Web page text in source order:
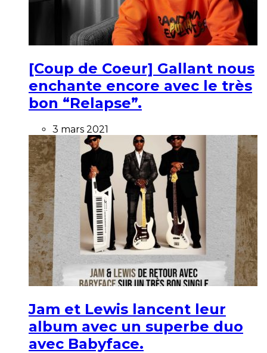
[Coup de Coeur] Gallant nous
enchante encore avec le très
bon “Relapse”.
3 mars 2021
Jam et Lewis lancent leur
album avec un superbe duo
avec Babyface.